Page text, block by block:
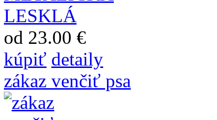
od 23.00 €
kúpiť detaily
zákaz venčiť psa